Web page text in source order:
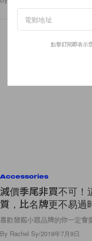
Accessories
減價季尾非買不可！
質，比名牌更不易過
喜歡發掘小眾品牌的你一定會
By Rachel Sy/2019年7月9日
點擊訂閱即表示